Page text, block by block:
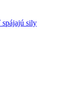
spájajú sily